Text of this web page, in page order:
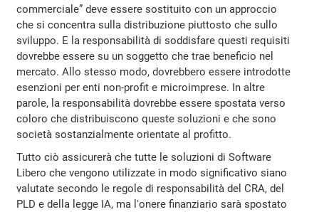
commerciale” deve essere sostituito con un approccio
che si concentra sulla distribuzione piuttosto che sullo
sviluppo. E la responsabilità di soddisfare questi requisiti
dovrebbe essere su un soggetto che trae beneficio nel
mercato. Allo stesso modo, dovrebbero essere introdotte
esenzioni per enti non-profit e microimprese. In altre
parole, la responsabilità dovrebbe essere spostata verso
coloro che distribuiscono queste soluzioni e che sono
società sostanzialmente orientate al profitto.
Tutto ciò assicurerà che tutte le soluzioni di Software
Libero che vengono utilizzate in modo significativo siano
valutate secondo le regole di responsabilità del CRA, del
PLD e della legge IA, ma l'onere finanziario sarà spostato